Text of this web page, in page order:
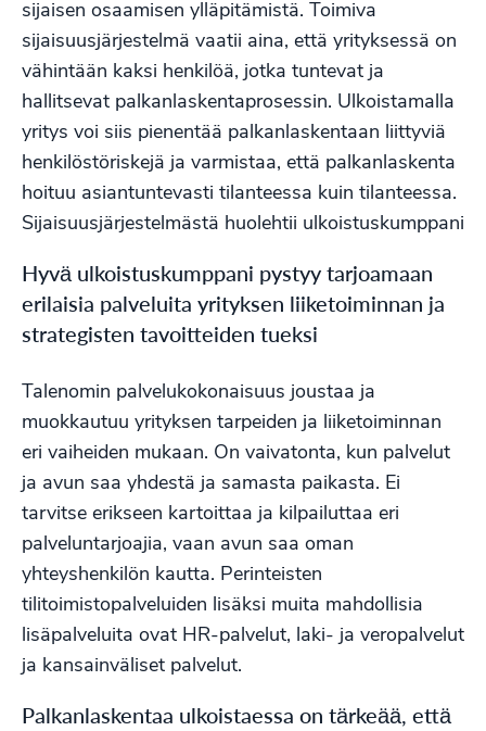
sijaisen osaamisen ylläpitämistä. Toimiva
sijaisuusjärjestelmä vaatii aina, että yrityksessä on
vähintään kaksi henkilöä, jotka tuntevat ja
hallitsevat palkanlaskentaprosessin. Ulkoistamalla
yritys voi siis pienentää palkanlaskentaan liittyviä
henkilöstöriskejä ja varmistaa, että palkanlaskenta
hoituu asiantuntevasti tilanteessa kuin tilanteessa.
Sijaisuusjärjestelmästä huolehtii ulkoistuskumppani
Hyvä ulkoistuskumppani pystyy tarjoamaan
erilaisia palveluita yrityksen liiketoiminnan ja
strategisten tavoitteiden tueksi
Talenomin palvelukokonaisuus joustaa ja
muokkautuu yrityksen tarpeiden ja liiketoiminnan
eri vaiheiden mukaan. On vaivatonta, kun palvelut
ja avun saa yhdestä ja samasta paikasta. Ei
tarvitse erikseen kartoittaa ja kilpailuttaa eri
palveluntarjoajia, vaan avun saa oman
yhteyshenkilön kautta. Perinteisten
tilitoimistopalveluiden lisäksi muita mahdollisia
lisäpalveluita ovat HR-palvelut, laki- ja veropalvelut
ja kansainväliset palvelut.
Palkanlaskentaa ulkoistaessa on tärkeää, että